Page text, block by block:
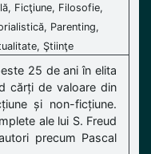
Ficţiune, Filosofie,
Parenting,
Ştiinţe
25 de ani în elita
cărți de valoare din
și non-ficțiune.
ale lui S. Freud
precum Pascal